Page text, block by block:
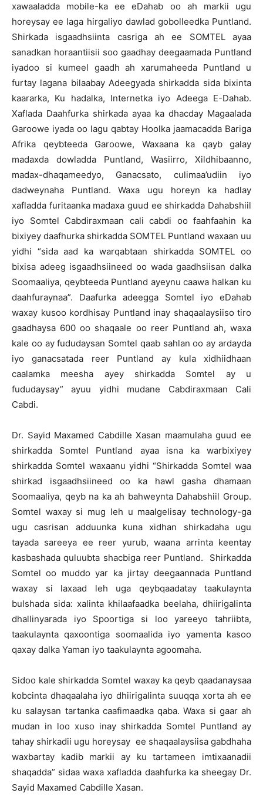
xawaaladda mobile-ka ee eDahab oo ah markii ugu
horeysay ee laga hirgaliyo dawlad gobolleedka Puntland.
Shirkada isgaadhsiinta casriga ah ee SOMTEL ayaa
sanadkan horaantiisii soo gaadhay deegaamada Puntland
iyadoo si kumeel gaadh ah xarumaheeda Puntland u
furtay lagana bilaabay Adeegyada shirkadda sida bixinta
kaararka, Ku hadalka, Internetka iyo Adeega E-Dahab.
Xaflada Daahfurka shirkada ayaa ka dhacday Magaalada
Garoowe iyada oo lagu qabtay Hoolka jaamacadda Bariga
Afrika qeybteeda Garoowe, Waxaana ka qayb galay
madaxda dowladda Puntland, Wasiirro, Xildhibaanno,
madax-dhaqameedyo, Ganacsato, culimaa’udiin iyo
dadweynaha Puntland. Waxa ugu horeyn ka hadlay
xafladda furitaanka madaxa guud ee shirkadda Dahabshiil
iyo Somtel Cabdiraxmaan cali cabdi oo faahfaahin ka
bixiyey daafhurka shirkadda SOMTEL Puntland waxaan uu
yidhi “sida aad ka warqabtaan shirkadda SOMTEL oo
bixisa adeeg isgaadhsiineed oo wada gaadhsiisan dalka
Soomaaliya, qeybteeda Puntland ayeynu caawa halkan ku
daahfuraynaa”. Daafurka adeegga Somtel iyo eDahab
waxay kusoo kordhisay Puntland inay shaqaalaysiiso tiro
gaadhaysa 600 oo shaqaale oo reer Puntland ah, waxa
kale oo ay fududaysan Somtel qaab sahlan oo ay ardayda
iyo ganacsatada reer Puntland ay kula xidhiidhaan
caalamka meesha ayey shirkadda Somtel ay u
fududaysay” ayuu yidhi mudane Cabdiraxmaan Cali
Cabdi.
Dr. Sayid Maxamed Cabdille Xasan maamulaha guud ee
shirkadda Somtel Puntland ayaa isna ka warbixiyey
shirkadda Somtel waxaanu yidhi “Shirkadda Somtel waa
shirkad isgaadhsiineed oo ka hawl gasha dhamaan
Soomaaliya, qeyb na ka ah bahweynta Dahabshiil Group.
Somtel waxay si mug leh u maalgelisay technology-ga
ugu casrisan adduunka kuna xidhan shirkadaha ugu
tayada sareeya ee reer yurub, waana arrinta keentay
kasbashada quluubta shacbiga reer Puntland. Shirkadda
Somtel oo muddo yar ka jirtay deegaannada Puntland
waxay si laxaad leh uga qeybqaadatay taakulaynta
bulshada sida: xalinta khilaafaadka beelaha, dhiirigalinta
dhallinyarada iyo Spoortiga si loo yareeyo tahriibta,
taakulaynta qaxoontiga soomaalida iyo yamenta kasoo
qaxay dalka Yaman iyo taakulaynta agoomaha.
Sidoo kale shirkadda Somtel waxay ka qeyb qaadanaysaa
kobcinta dhaqaalaha iyo dhiirigalinta suuqqa xorta ah ee
ku salaysan tartanka caafimaadka qaba. Waxa si gaar ah
mudan in loo xuso inay shirkadda Somtel Puntland ay
tahay shirkadii ugu horeysay ee shaqaalaysiisa gabdhaha
waxbartay kadib markii ay ku tartameen imtixaanadii
shaqadda” sidaa waxa xafladda daahfurka ka sheegay Dr.
Sayid Maxamed Cabdille Xasan.